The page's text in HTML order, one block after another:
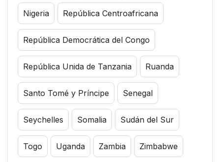
Nigeria República Centroafricana
República Democrática del Congo
República Unida de Tanzania Ruanda
Santo Tomé y Príncipe Senegal
Seychelles Somalia Sudán del Sur
Togo Uganda Zambia Zimbabwe